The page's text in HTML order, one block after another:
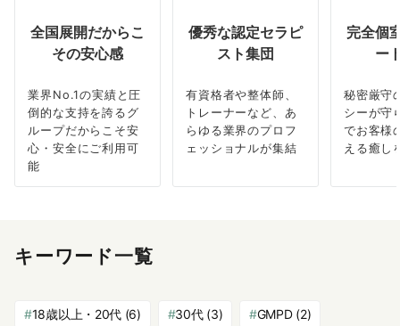
全国展開だからこ
その安心感
業界No.1の実績と圧
倒的な支持を誇るグ
ループだからこそ安
心・安全にご利用可
能
優秀な認定セラピ
スト集団
有資格者や整体師、
トレーナーなど、あ
らゆる業界のプロフ
ェッショナルが集結
完全個
ー
秘密厳守
シーが守
でお客様
える癒し
キーワード一覧
18歳以上・20代 (6) 30代(3) GMPD(2)